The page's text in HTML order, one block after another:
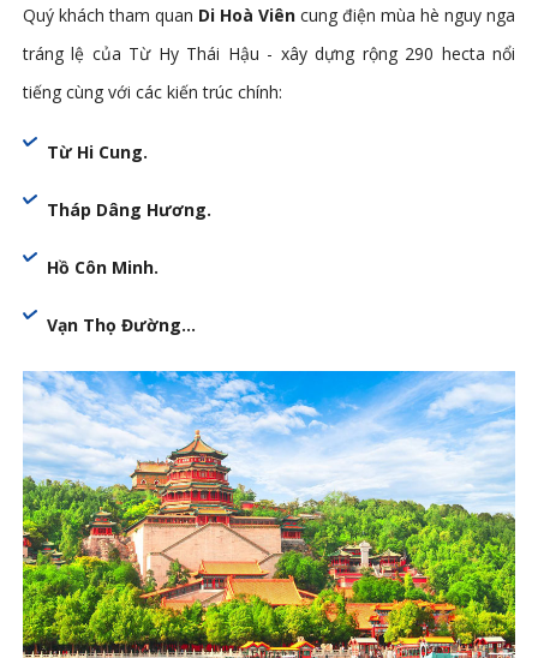
Quý khách tham quan Di Hoà Viêncung điện mùa hè nguy nga
tráng lệ của Từ Hy Thái Hậu - xây dựng rộng 290 hecta nổi
tiếng cùng với các kiến trúc chính:
Từ Hi Cung.
Tháp Dâng Hương.
Hồ Côn Minh.
Vạn Thọ Đường…